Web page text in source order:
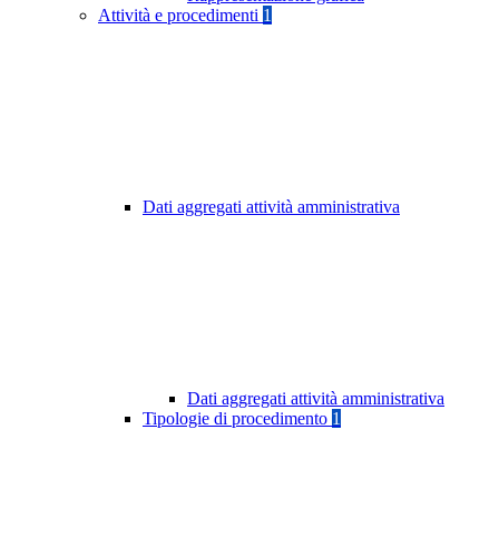
Attività e procedimenti 1
Dati aggregati attività amministrativa
Dati aggregati attività amministrativa
Tipologie di procedimento 1